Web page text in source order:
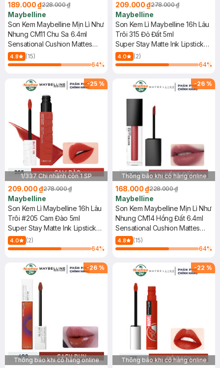
189.000 ₫228.000 ₫
Maybelline
Son Kem Maybelline Mịn Lì Như
Nhung CM11 Chu Sa 6.4ml
Sensational Cushion Mattes
#CM11 Love Drunk
4.8
(15)
64%
209.000 ₫278.000 ₫
Maybelline
Son Kem Lì Maybelline 16h Lâu
Trôi 315 Đỏ Đất 5ml
Super Stay Matte Ink Lipstick
(City Edition) - 315
Extraordinary
4.0
(2)
64%
-25 %
1/337 Chi nhánh còn 1 SP
209.000 ₫278.000 ₫
Maybelline
Son Kem Lì Maybelline 16h Lâu
Trôi #205 Cam Đào 5ml
Super Stay Matte Ink Lipstick
(City Edition) - 205 Assertive
4.0
(2)
64%
-26 %
Thông báo khi có hàng online
168.000 ₫228.000 ₫
Maybelline
Son Kem Maybelline Mịn Lì Như
Nhung CM14 Hồng Đất 6.4ml
Sensational Cushion Mattes
#CM14 Sunset Affair
4.8
(15)
64%
-26 %
Thông báo khi có hàng online
-22 %
Thông báo khi có hàng online